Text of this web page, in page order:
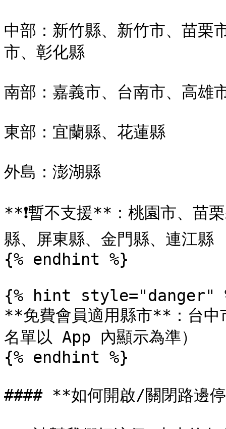
中部：新竹縣、新竹市、苗栗
市、彰化縣
南部：嘉義市、台南市、高雄
東部：宜蘭縣、花蓮縣
外島：澎湖縣
**❗️暫不支援**：桃園市、苗
縣、屏東縣、金門縣、連江縣
{% endhint %}
{% hint style="danger"
**免費會員適用縣市**：台中
名單以 App 內顯示為準）
{% endhint %}
#### **如何開啟/關閉路邊